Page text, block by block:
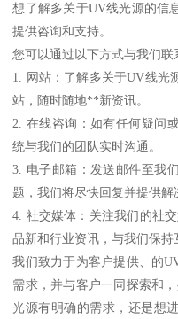
想了解多关于UV线光源的信
提供咨询和支持。
您可以通过以下方式与我们联
1. 网站：了解多关于UV线光
站，随时随地**新资讯。
2. 在线咨询：如有任何疑问
统与我们的团队实时沟通。
3. 电子邮箱：发送邮件至我
题，我们将尽快回复并提供解
4. 社交媒体：关注我们的社
品新和行业资讯，与我们保持
我们致力于为客户提供、的
需求，并与客户一同探索和
光源有明确的需求，还是想